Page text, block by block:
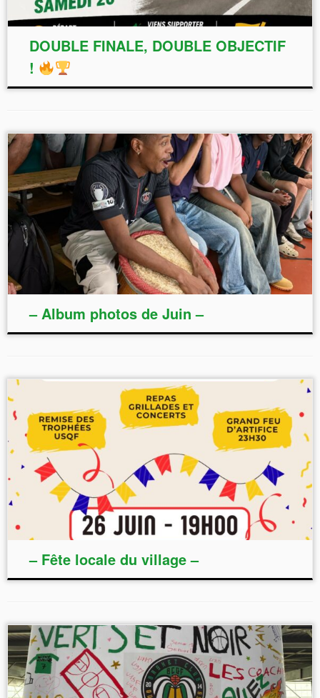
DOUBLE FINALE, DOUBLE OBJECTIF
!
– Album photos de Juin –
– Fête locale du village –